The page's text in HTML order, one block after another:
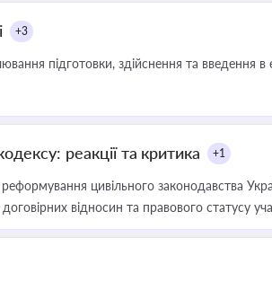
+3
підготовки, здійснення та введення в
реакції та критика +1
цивільного законодавства
відносин та правового статусу